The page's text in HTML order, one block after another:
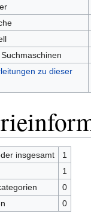
zu dieser
insgesamt
1
1
0
0